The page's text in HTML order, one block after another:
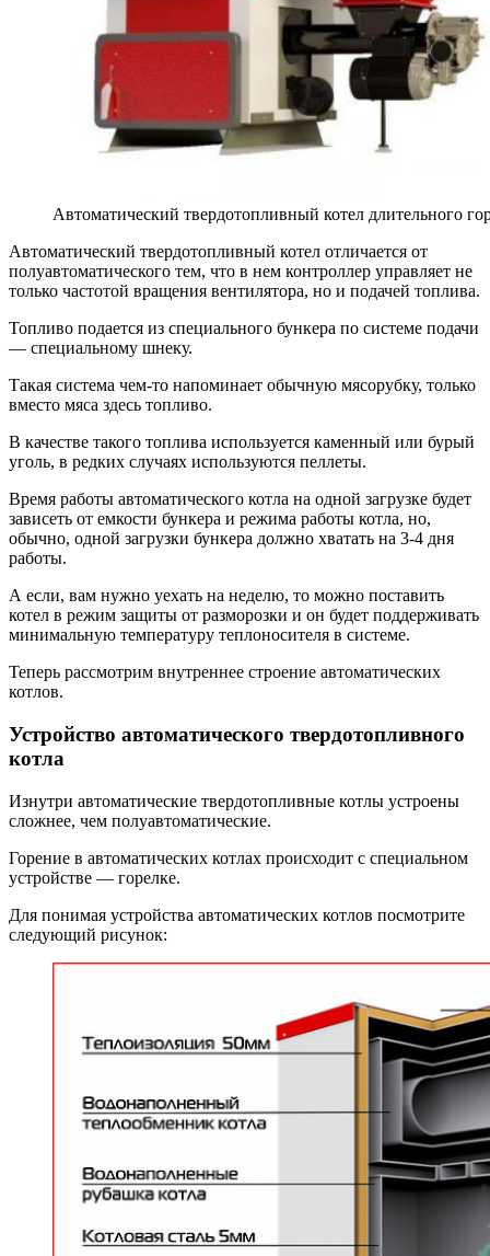
Автоматический твердотопливный котел длительного
Автоматический твердотопливный котел отличается от
полуавтоматического тем, что в нем контроллер управляет не
только частотой вращения вентилятора, но и подачей топлива.
Топливо подается из специального бункера по системе подачи
— специальному шнеку.
Такая система чем-то напоминает обычную мясорубку, только
вместо мяса здесь топливо.
В качестве такого топлива используется каменный или бурый
уголь, в редких случаях используются пеллеты.
Время работы автоматического котла на одной загрузке будет
зависеть от емкости бункера и режима работы котла, но,
обычно, одной загрузки бункера должно хватать на 3-4 дня
работы.
А если, вам нужно уехать на неделю, то можно поставить
котел в режим защиты от разморозки и он будет поддерживать
минимальную температуру теплоносителя в системе.
Теперь рассмотрим внутреннее строение автоматических
котлов.
Устройство автоматического твердотопливного
котла
Изнутри автоматические твердотопливные котлы устроены
сложнее, чем полуавтоматические.
Горение в автоматических котлах происходит с специальном
устройстве — горелке.
Для понимая устройства автоматических котлов посмотрите
следующий рисунок: